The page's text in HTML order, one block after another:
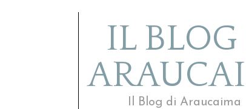
IL
Il Blog di Araucaima